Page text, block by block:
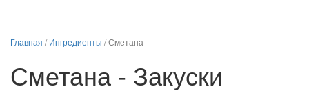
Главная /Ингредиенты /Сметана
Сметана - Закуски